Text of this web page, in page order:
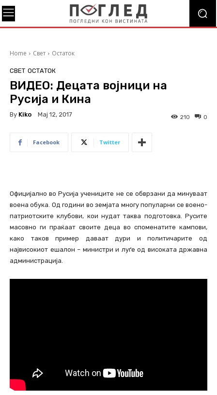
Home Свет Остаток
СВЕТ ОСТАТОК
ВИДЕО: Децата војници на
Русија и Кина
By Kiko Мај 12, 2017 0
210
Facebook Twitter
Официјално во Русија учениците не се обврзани да минуваат
воена обука. Од години во земјата многу популарни се воено-
патриотските клубови, кои нудат таква подготовка. Русите
масовно ги праќаат своите деца во споменатите кампови,
како таков пример даваат дури и политичарите од
највисокиот ешалон – министри и луѓе од високата државна
администрација.